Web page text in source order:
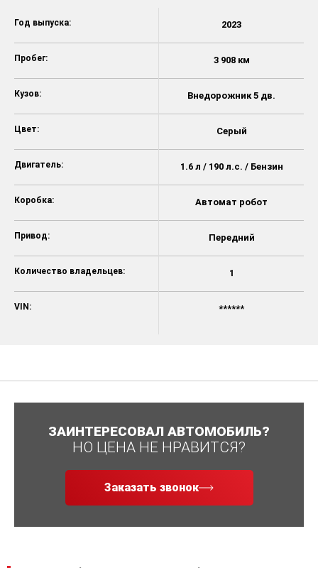
Год выпуска:
Пробег:
Кузов:
Цвет:
Двигатель:
Коробка:
Привод:
Количество владельцев:
VIN:
2023
3 908 км
Внедорожник 5 дв.
Серый
1.6 л / 190 л.с. / Бензин
Автомат робот
Передний
1
******
ЗАИНТЕРЕСОВАЛ АВТОМОБИЛЬ?
НО ЦЕНА НЕ НРАВИТСЯ?
Заказать звонок